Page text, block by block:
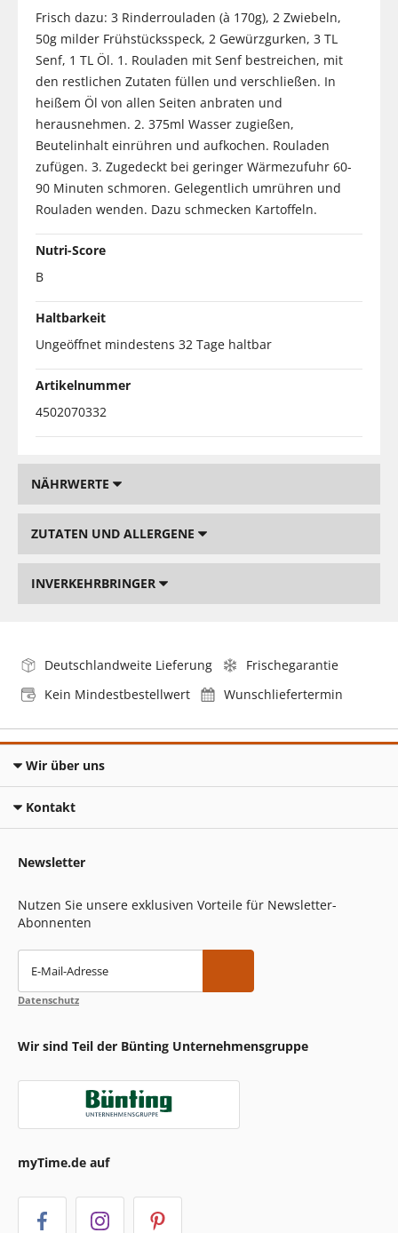
Frisch dazu: 3 Rinderrouladen (à 170g), 2 Zwiebeln,
50g milder Frühstücksspeck, 2 Gewürzgurken, 3 TL
Senf, 1 TL Öl. 1. Rouladen mit Senf bestreichen, mit
den restlichen Zutaten füllen und verschließen. In
heißem Öl von allen Seiten anbraten und
herausnehmen. 2. 375ml Wasser zugießen,
Beutelinhalt einrühren und aufkochen. Rouladen
zufügen. 3. Zugedeckt bei geringer Wärmezufuhr 60-
90 Minuten schmoren. Gelegentlich umrühren und
Rouladen wenden. Dazu schmecken Kartoffeln.
Nutri-Score
B
Haltbarkeit
Ungeöffnet mindestens 32 Tage haltbar
Artikelnummer
4502070332
NÄHRWERTE
ZUTATEN UND ALLERGENE
INVERKEHRBRINGER
Deutschlandweite Lieferung
Frischegarantie
Kein Mindestbestellwert
Wunschliefertermin
Wir über uns
Kontakt
Newsletter
Nutzen Sie unsere exklusiven Vorteile für Newsletter-
Abonnenten
E-Mail-Adresse
Datenschutz
Wir sind Teil der Bünting Unternehmensgruppe
myTime.de auf